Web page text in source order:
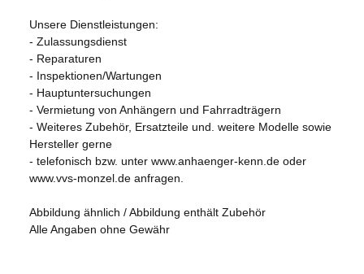
Unsere Dienstleistungen:
- Zulassungsdienst
- Reparaturen
- Inspektionen/Wartungen
- Hauptuntersuchungen
- Vermietung von Anhängern und Fahrradträgern
- Weiteres Zubehör, Ersatzteile und. weitere Modelle sowie
Hersteller gerne
- telefonisch bzw. unter www.anhaenger-kenn.de oder
www.vvs-monzel.de anfragen.
Abbildung ähnlich / Abbildung enthält Zubehör
Alle Angaben ohne Gewähr